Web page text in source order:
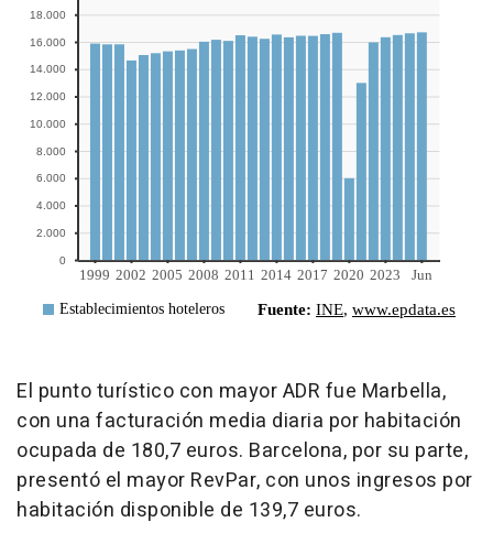
El punto turístico con mayor ADR fue Marbella,
con una facturación media diaria por habitación
ocupada de 180,7 euros. Barcelona, por su parte,
presentó el mayor RevPar, con unos ingresos por
habitación disponible de 139,7 euros.